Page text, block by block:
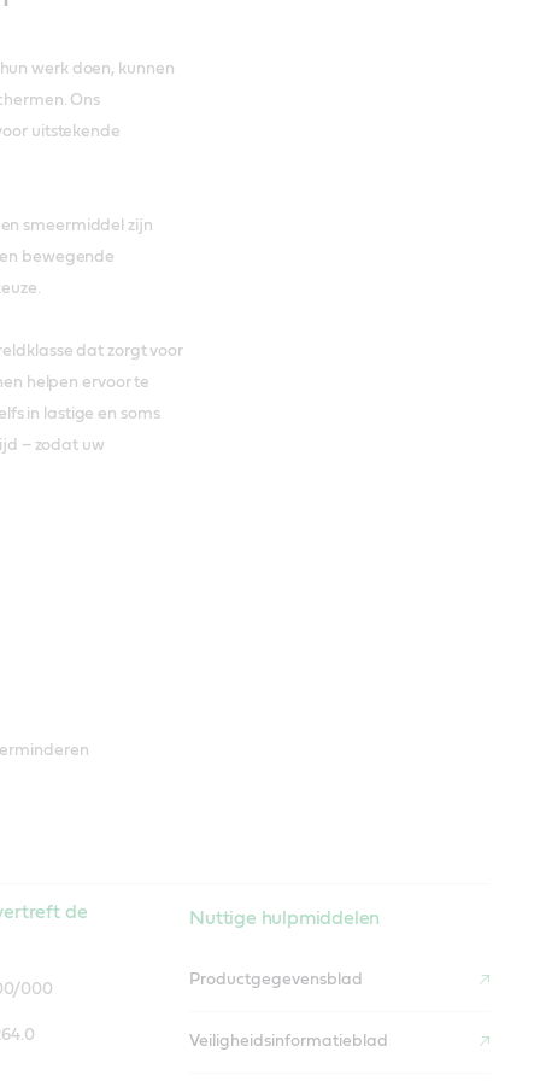
werk doen, kunnen
Ons
uitstekende
smeermiddel zijn
bewegende
dat zorgt voor
helpen ervoor te
in lastige en soms
– zodat uw
de
000
Nuttige hulpmiddelen
Productgegevensblad
Veiligheidsinformatieblad